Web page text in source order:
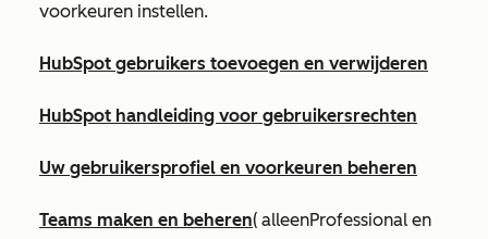
voorkeuren instellen.
HubSpot gebruikers toevoegen en verwijderen
HubSpot handleiding voor gebruikersrechten
Uw gebruikersprofiel en voorkeuren beheren
Teams maken en beheren( alleenProfessional en